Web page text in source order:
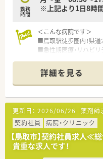
勤務
時間
※上記より1日8時
＜こんな病院です＞
■鳥取駅徒歩圏内！県
■急性期医療・リハビ
■様々な委員会があり
す。
■200床以上ある病院で
＜業務内容＞
■処方箋による調剤業務
など
＜研修制度＞
■現場の先輩薬剤師より
詳細を見る
更新日： 2026/06/26 薬剤師
契約社員
病院・クリニック
【鳥取市】契約社員求人≪
貴重な求人です！